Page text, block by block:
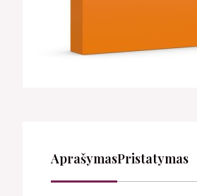
AprašymasPristatymas